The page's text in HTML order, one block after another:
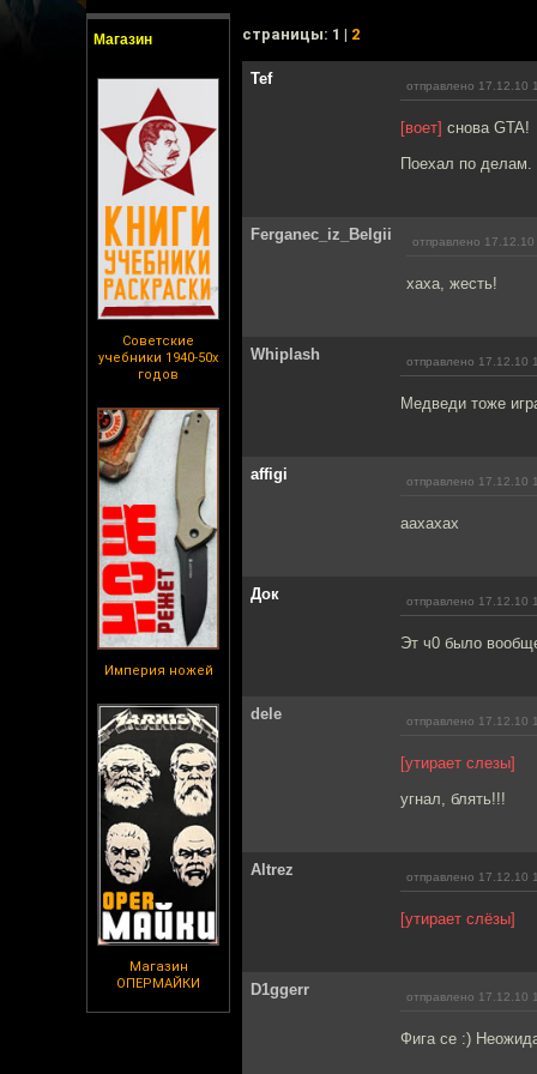
Магазин
Советские
учебники 1940-50х
годов
Империя ножей
Магазин
ОПЕРМАЙКИ
cтраницы: 1 | 2
Tef отправлено 17.12.10
[воет] снова GTA!
Поехал по делам.
Ferganec_iz_Belgii отправлено 17.12.10
хаха, жесть!
Whiplash отправлено 17.12.10
Медведи тоже
affigi отправлено 17.12.10
аахахах
Док отправлено 17.12.10
Эт ч0 было
dele отправлено 17.12.10
[утирает слезы]
угнал, блять!!!
Altrez отправлено 17.12.10
[утирает слёзы]
D1ggerr отправлено 17.12.10
Фига се :)